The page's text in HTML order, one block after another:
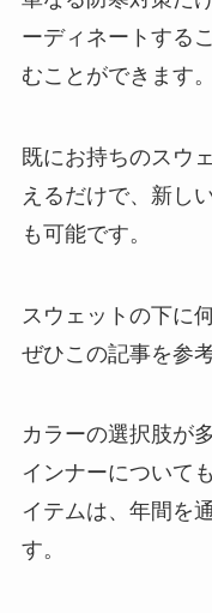
ーディネートする
むことができます。
既にお持ちのスウ
えるだけで、新し
も可能です。
スウェットの下に
ぜひこの記事を参
カラーの選択肢が
インナーについて
イテムは、年間を
す。